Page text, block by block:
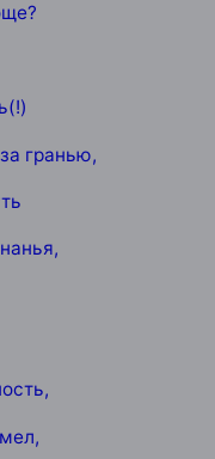
гранью,